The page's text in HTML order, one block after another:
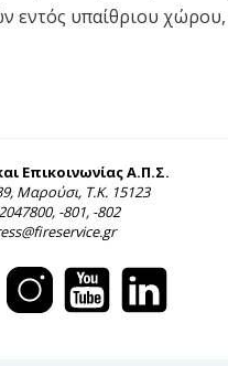
εντός υπαίθριου
Επικοινωνίας Α.Π.Σ.
Μαρούσι, Τ.Κ. 15123
-801, -802